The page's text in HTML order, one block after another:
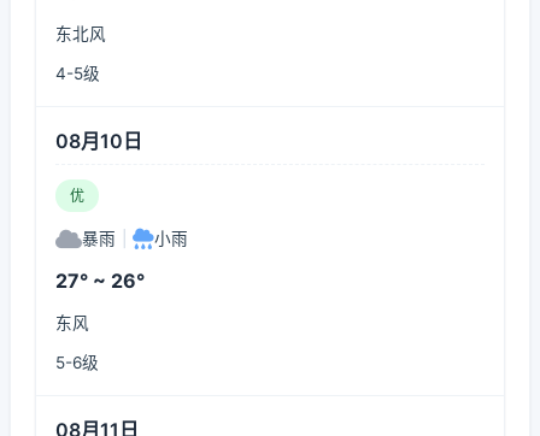
东北风
4-5级
08月10日
优
暴雨 小雨
27° ~ 26°
东风
5-6级
08月11日